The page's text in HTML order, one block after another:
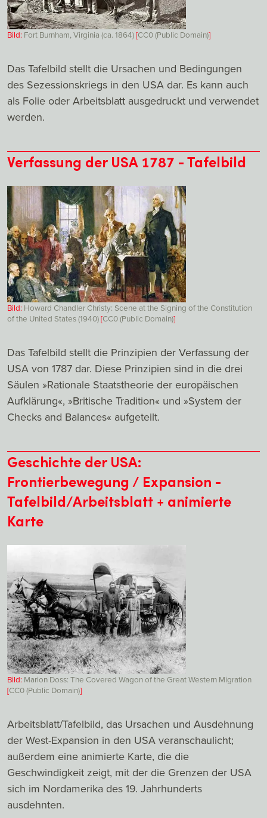
Bild: Fort Burnham, Virginia (ca. 1864)[CC0 (Public Domain)]
Das Tafelbild stellt die Ursachen und Bedingungen
des Sezessionskriegs in den USA dar. Es kann auch
als Folie oder Arbeitsblatt ausgedruckt und verwendet
werden.
Verfassung der USA 1787 - Tafelbild
Bild: Howard Chandler Christy: Scene at the Signing of the Constitution
of the United States (1940)[CC0 (Public Domain)]
Das Tafelbild stellt die Prinzipien der Verfassung der
USA von 1787 dar. Diese Prinzipien sind in die drei
Säulen »Rationale Staatstheorie der europäischen
Aufklärung«, »Britische Tradition« und »System der
Checks and Balances« aufgeteilt.
Geschichte der USA:
Frontierbewegung / Expansion -
Tafelbild/Arbeitsblatt + animierte
Karte
Bild: Marion Doss: The Covered Wagon of the Great Western Migration
[CC0 (Public Domain)]
Arbeitsblatt/Tafelbild, das Ursachen und Ausdehnung
der West-Expansion in den USA veranschaulicht;
außerdem eine animierte Karte, die die
Geschwindigkeit zeigt, mit der die Grenzen der USA
sich im Nordamerika des 19. Jahrhunderts
ausdehnten.